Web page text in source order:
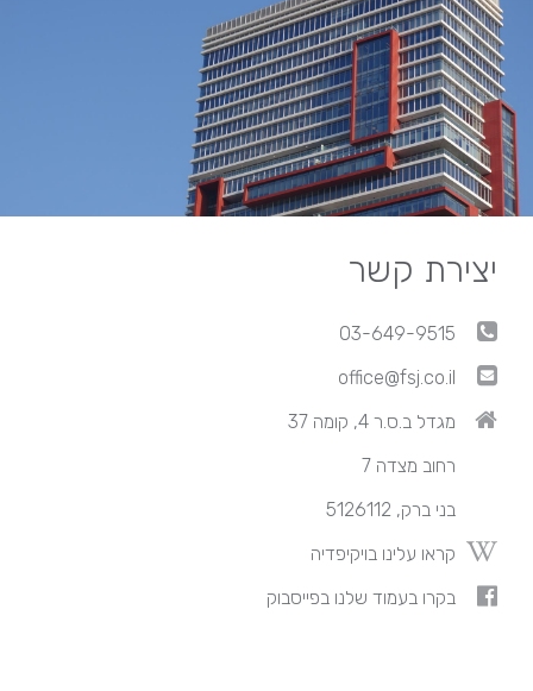
יצירת קשר
03-649-9515
office@fsj.co.il
מגדל ב.ס.ר 4, קומה 37
רחוב מצדה 7
בני ברק, 5126112
קראו עלינו בויקיפדיה
בקרו בעמוד שלנו בפייסבוק